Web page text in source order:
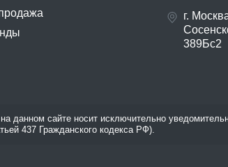
г.
389Бс2
сайте носит исключительно
437 Гражданского кодекса РФ).